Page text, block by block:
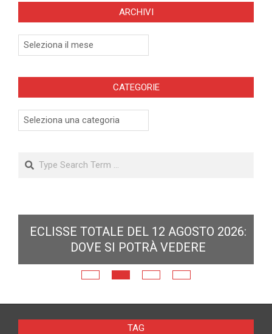
ARCHIVI
Archivi
CATEGORIE
Categorie
Search
ECLISSE TOTALE DEL 12 AGOSTO 2026:
DOVE SI POTRÀ VEDERE
TAG